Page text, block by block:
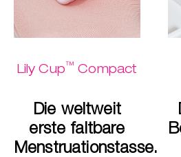
Lily Cup™ Compact
Die weltweit
erste faltbare
Menstruationstasse.